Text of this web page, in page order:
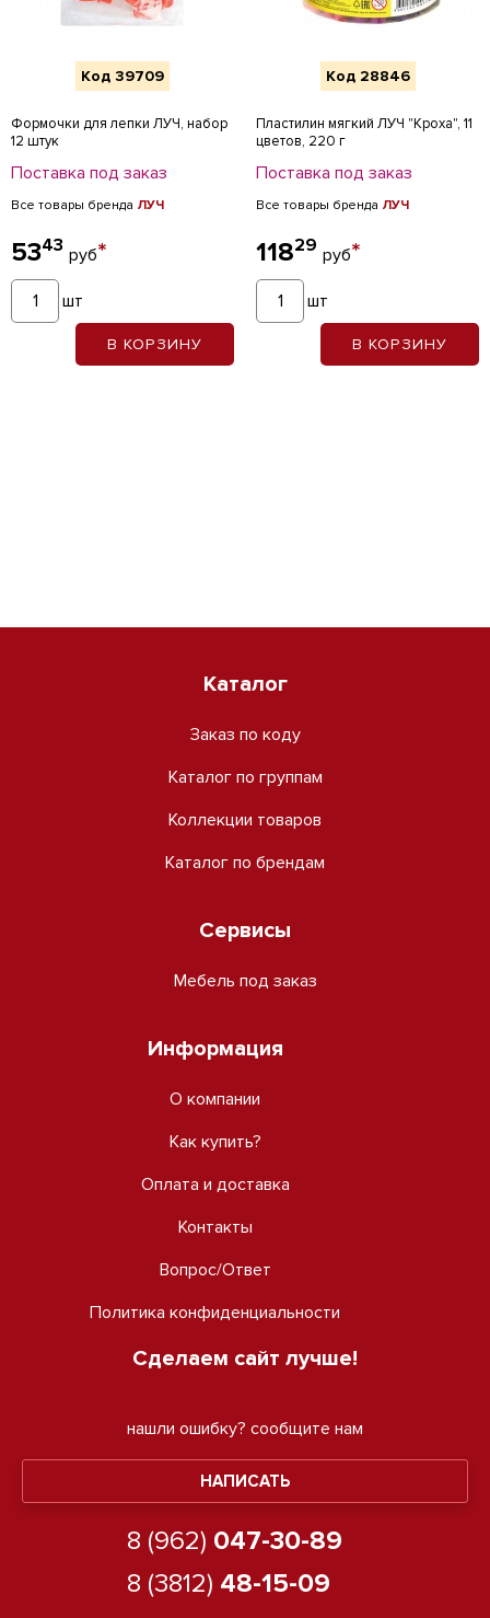
Код 39709
Формочки для лепки ЛУЧ, набор
12 штук
Поставка под заказ
Все товары бренда ЛУЧ
5343 руб*
шт
В КОРЗИНУ
Код 28846
Пластилин мягкий ЛУЧ "Кроха", 11
цветов, 220 г
Поставка под заказ
Все товары бренда ЛУЧ
11829 руб*
шт
В КОРЗИНУ
Каталог
Заказ по коду
Каталог по группам
Коллекции товаров
Каталог по брендам
Сервисы
Мебель под заказ
Информация
О компании
Как купить?
Оплата и доставка
Контакты
Вопрос/Ответ
Политика конфиденциальности
Сделаем сайт лучше!
нашли ошибку? сообщите нам
НАПИСАТЬ
8 (962) 047-30-89
8 (3812) 48-15-09